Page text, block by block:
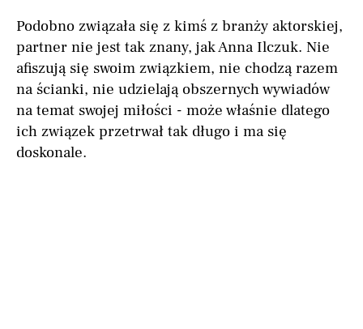
Podobno związała się z kimś z branży aktorskiej,
partner nie jest tak znany, jak Anna Ilczuk. Nie
afiszują się swoim związkiem, nie chodzą razem
na ścianki, nie udzielają obszernych wywiadów
na temat swojej miłości - może właśnie dlatego
ich związek przetrwał tak długo i ma się
doskonale.